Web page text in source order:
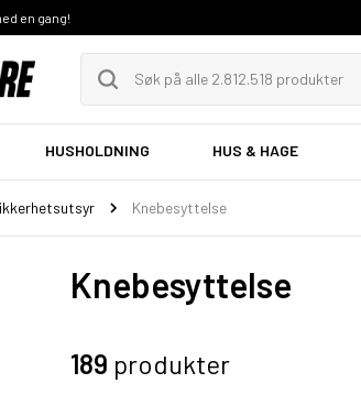
en gang!
HUSHOLDNING HUS & HAGE
Knebesyttelse
Knebesyttelse
189 produkter